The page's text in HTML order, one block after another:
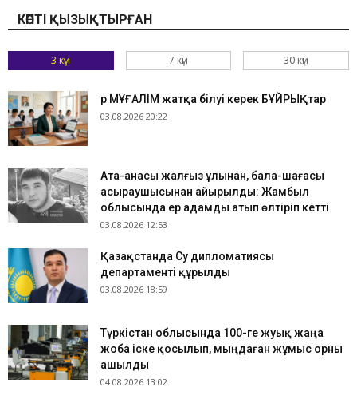
КӨПТІ ҚЫЗЫҚТЫРҒАН
3 күн 7 күн 30 күн
Әр МҰҒАЛІМ жатқа білуі керек БҰЙРЫҚтар
03.08.2026 20:22
Ата-анасы жалғыз ұлынан, бала-шағасы
асыраушысынан айырылды: Жамбыл
облысында ер адамды атып өлтіріп кетті
03.08.2026 12:53
Қазақстанда Су дипломатиясы
департаменті құрылды
03.08.2026 18:59
Түркістан облысында 100-ге жуық жаңа
жоба іске қосылып, мыңдаған жұмыс орны
ашылды
04.08.2026 13:02